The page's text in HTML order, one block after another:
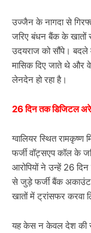
उज्जैन के नागदा से
जरिए बंधन बैंक के खातों
उदयराज को सौंपे। बदले
मासिक दिए जाते थे और
लेनदेन हो रहा है।
26 दिन तक डिजिटल
ग्वालियर स्थित
फर्जी वॉट्सएप कॉल के
आरोपियों ने उन्हें 26
से जुड़े फर्जी बैंक
खातों में ट्रांसफर करवा
यह केस न केवल देश की